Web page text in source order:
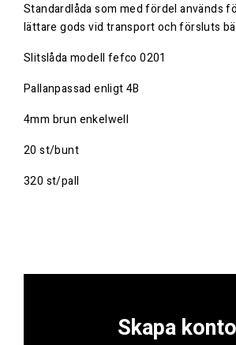
Standardlåda som med fördel används
lättare gods vid transport och försluts
Slitslåda modell fefco 0201
Pallanpassad enligt 4B
4mm brun enkelwell
20 st/bunt
320 st/pall
Skapa konto